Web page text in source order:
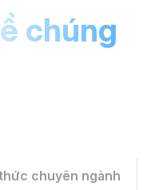
chúng
chuyên ngành